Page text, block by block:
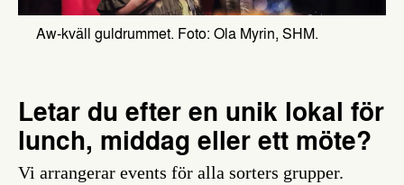
Aw-kväll guldrummet. Foto: Ola Myrin, SHM.
Letar du efter en unik lokal för
lunch, middag eller ett möte?
Vi arrangerar events för alla sorters grupper.